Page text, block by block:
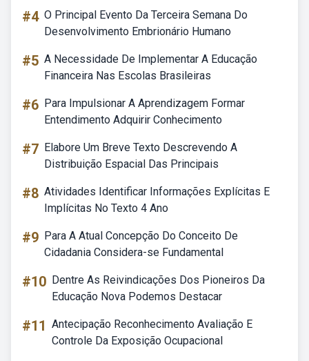
#4 O Principal Evento Da Terceira Semana Do
Desenvolvimento Embrionário Humano
#5 A Necessidade De Implementar A Educação
Financeira Nas Escolas Brasileiras
#6 Para Impulsionar A Aprendizagem Formar
Entendimento Adquirir Conhecimento
#7 Elabore Um Breve Texto Descrevendo A
Distribuição Espacial Das Principais
#8 Atividades Identificar Informações Explícitas E
Implícitas No Texto 4 Ano
#9 Para A Atual Concepção Do Conceito De
Cidadania Considera-se Fundamental
#10 Dentre As Reivindicações Dos Pioneiros Da
Educação Nova Podemos Destacar
#11 Antecipação Reconhecimento Avaliação E
Controle Da Exposição Ocupacional